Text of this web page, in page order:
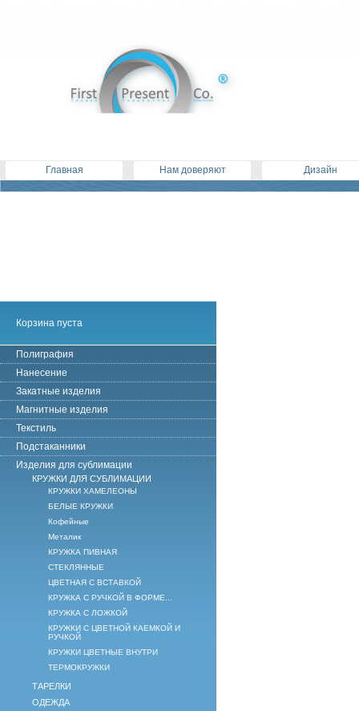
Главная Нам доверяют Дизайн
Корзина пуста
Полиграфия
Нанесение
Закатные изделия
Магнитные изделия
Текстиль
Подстаканники
Изделия для сублимации
КРУЖКИ ДЛЯ СУБЛИМАЦИИ
КРУЖКИ ХАМЕЛЕОНЫ
БЕЛЫЕ КРУЖКИ
Кофейные
Металик
КРУЖКА ПИВНАЯ
СТЕКЛЯННЫЕ
ЦВЕТНАЯ С ВСТАВКОЙ
КРУЖКА С РУЧКОЙ В ФОРМЕ...
КРУЖКА С ЛОЖКОЙ
КРУЖКИ С ЦВЕТНОЙ КАЕМКОЙ И
РУЧКОЙ
КРУЖКИ ЦВЕТНЫЕ ВНУТРИ
ТЕРМОКРУЖКИ
ТАРЕЛКИ
ОДЕЖДА